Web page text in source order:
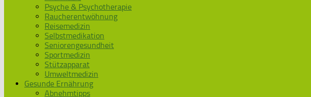
Psyche & Psychotherapie
Raucherentwöhnung
Reisemedizin
Selbstmedikation
Seniorengesundheit
Sportmedizin
Stützapparat
Umweltmedizin
Gesunde Ernährung
Abnehmtipps